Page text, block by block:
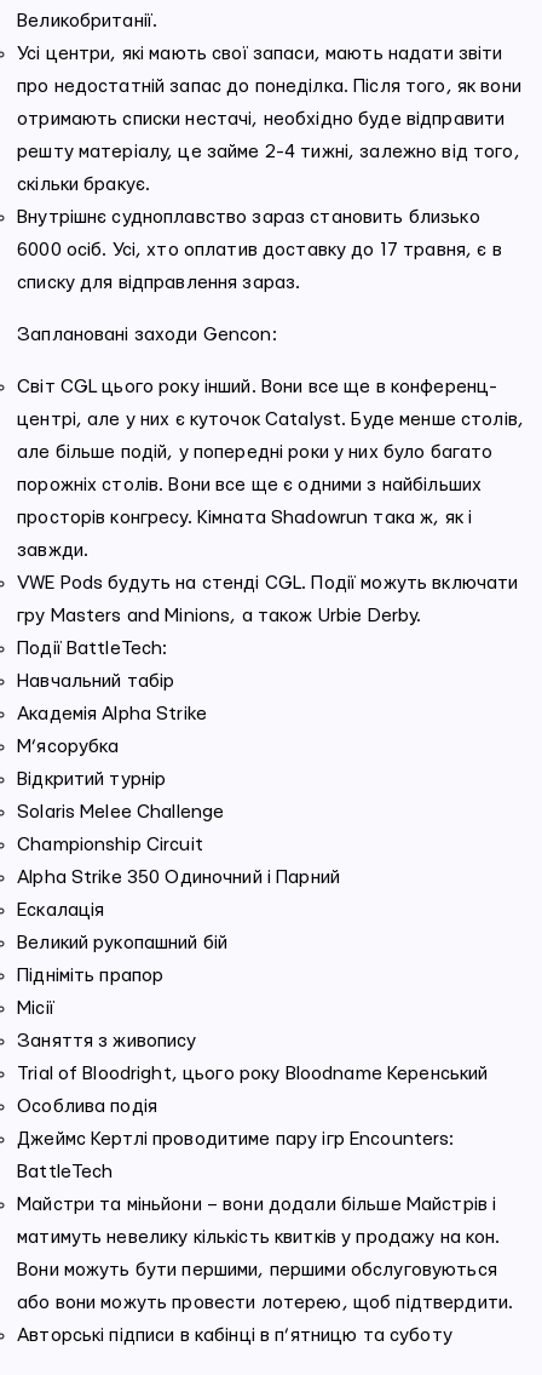
Великобританії.
Усі центри, які мають свої запаси, мають надати звіти
про недостатній запас до понеділка. Після того, як вони
отримають списки нестачі, необхідно буде відправити
решту матеріалу, це займе 2-4 тижні, залежно від того,
скільки бракує.
Внутрішнє судноплавство зараз становить близько
6000 осіб. Усі, хто оплатив доставку до 17 травня, є в
списку для відправлення зараз.
Заплановані заходи Gencon:
Світ CGL цього року інший. Вони все ще в конференц-
центрі, але у них є куточок Catalyst. Буде менше столів,
але більше подій, у попередні роки у них було багато
порожніх столів. Вони все ще є одними з найбільших
просторів конгресу. Кімната Shadowrun така ж, як і
завжди.
VWE Pods будуть на стенді CGL. Події можуть включати
гру Masters and Minions, а також Urbie Derby.
Події BattleTech:
Навчальний табір
Академія Alpha Strike
М’ясорубка
Відкритий турнір
Solaris Melee Challenge
Championship Circuit
Alpha Strike 350 Одиночний і Парний
Ескалація
Великий рукопашний бій
Підніміть прапор
Місії
Заняття з живопису
Trial of Bloodright, цього року Bloodname Керенський
Особлива подія
Джеймс Кертлі проводитиме пару ігр Encounters:
BattleTech
Майстри та міньйони – вони додали більше Майстрів і
матимуть невелику кількість квитків у продажу на кон.
Вони можуть бути першими, першими обслуговуються
або вони можуть провести лотерею, щоб підтвердити.
Авторські підписи в кабінці в п’ятницю та суботу